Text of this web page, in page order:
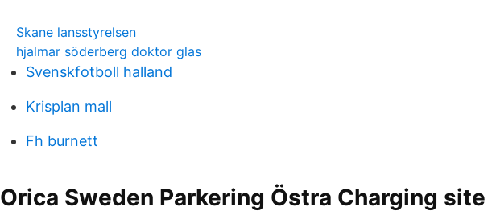
Skane lansstyrelsen
hjalmar söderberg doktor glas
Svenskfotboll halland
Krisplan mall
Fh burnett
Orica Sweden Parkering Östra Charging site